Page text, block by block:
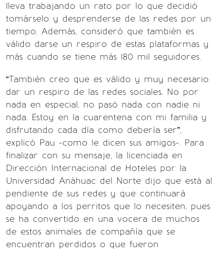
lleva trabajando un rato por lo que decidió
tomárselo y desprenderse de las redes por un
tiempo. Además, consideró que también es
válido darse un respiro de estas plataformas y
más cuando se tiene más 180 mil seguidores.
“También creo que es válido y muy necesario
dar un respiro de las redes sociales. No por
nada en especial, no pasó nada con nadie ni
nada. Estoy en la cuarentena con mi familia y
disfrutando cada día como debería ser”,
explicó Pau -como le dicen sus amigos-. Para
finalizar con su mensaje, la licenciada en
Dirección Internacional de Hoteles por la
Universidad Anáhuac del Norte dijo que está al
pendiente de sus redes y que continuará
apoyando a los perritos que lo necesiten, pues
se ha convertido en una vocera de muchos
de estos animales de compañía que se
encuentran perdidos o que fueron